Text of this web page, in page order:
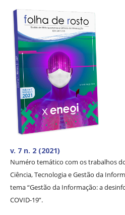
v. 7 n. 2 (2021)
Numéro temático com os trabalhos
Ciência, Tecnologia e Gestão da
tema “Gestão da Informação: a
COVID-19”.